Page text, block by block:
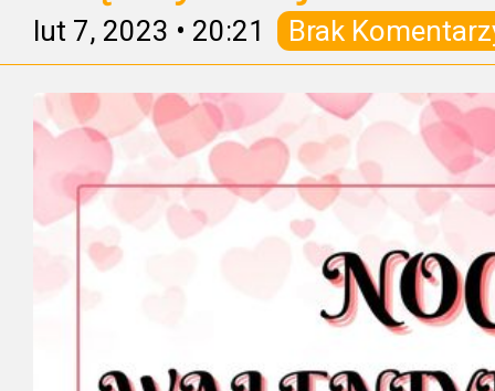
lut 7, 2023 • 20:21 Brak